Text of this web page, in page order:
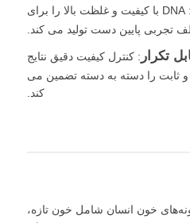
: DNA با کیفیت و غلظت بالا را برای
تجربی پایین دست تولید می کند.
تکرار : کنترل کیفیت دقیق نتایج
و ثابت را دسته به دسته تضمین می
کند.
از نمونه‌های خون انسان شامل خون تازه،